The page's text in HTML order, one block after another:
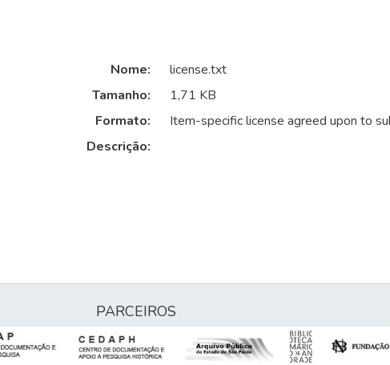
Nome:
license.txt
Tamanho:
1,71 KB
Formato:
Item-specific license agreed upon to
Descrição:
PARCEIROS